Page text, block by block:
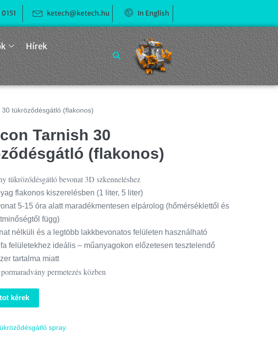
ketech@ketech.hu In English
Hírek
tükröződésgátló (flakonos)
Tarnish 30
(flakonos)
tükröződésgátló bevonat 3D szkenneléshez
flakonos kiszerelésben (1 liter, 5 liter)
5-15 óra alatt maradékmentesen elpárolog (hőmérséklettől és
függ)
nélküli és a legtöbb lakkbevonatos felületen használható
fa felületekhez ideális – műanyagokon előzetesen tesztelendő
tartalma miatt
permetezés közben
kérek
spray